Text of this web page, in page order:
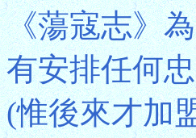
《蕩寇志》
有安排任何
(惟後來才加